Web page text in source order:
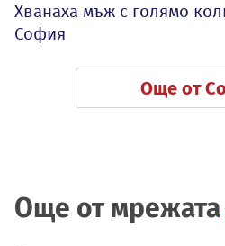
Хванаха мъж с голямо
София
Още от
Още от мрежата